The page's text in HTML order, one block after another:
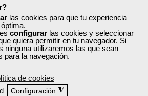
las cookies para que tu experiencia
configurar las cookies y seleccionar
quiera permitir en tu navegador. Si
ninguna utilizaremos las que sean
para la navegación.
de cookies
Configuración ◮
está cerradoy no hay plazas